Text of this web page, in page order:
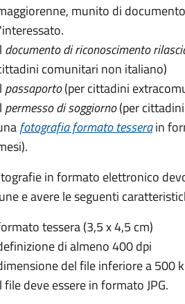
munito di
documento di riconoscimento
comunitari non italiano)
passaporto(per cittadini
permesso di soggiorno(per
fotografia formato tesserain
in formato elettronico
e avere le seguenti
tessera (3,5 x 4,5 cm)
di almeno 400 dpi
del file inferiore a 500
file deve essere in formato JPG.